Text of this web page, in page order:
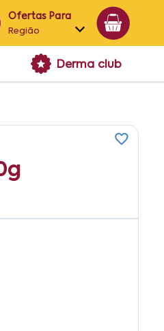
Ofertas Para
Região
Alagoas
Derma club